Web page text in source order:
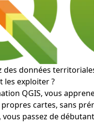
des données
les exploiter ?
QGIS, vous
cartes, sans
vous passez de